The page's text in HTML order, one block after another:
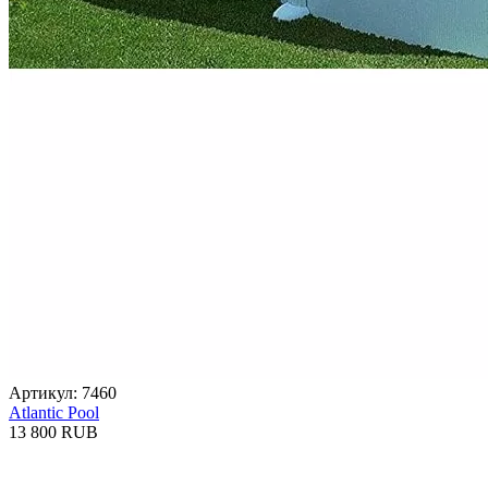
Артикул: 7460
Atlantic Pool
13 800 RUB